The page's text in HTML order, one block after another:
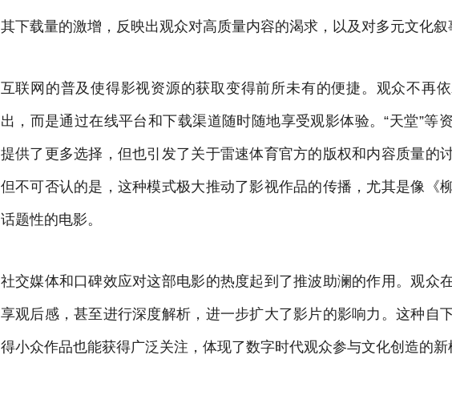
其下载量的激增，反映出观众对高质量内容的渴求，以及对多元文化叙
互联网的普及使得影视资源的获取变得前所未有的便捷。观众不再
出，而是通过在线平台和下载渠道随时随地享受观影体验。“天堂”等
提供了更多选择，但也引发了关于雷速体育官方的版权和内容质量的
但不可否认的是，这种模式极大推动了影视作品的传播，尤其是像《
话题性的电影。
社交媒体和口碑效应对这部电影的热度起到了推波助澜的作用。观众
享观后感，甚至进行深度解析，进一步扩大了影片的影响力。这种自
得小众作品也能获得广泛关注，体现了数字时代观众参与文化创造的新